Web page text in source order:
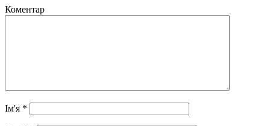
Коментар
Ім'я *